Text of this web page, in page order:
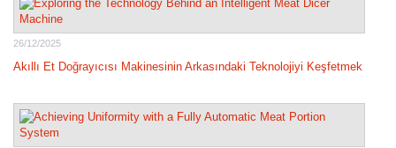
26/12/2025
Akıllı Et Doğrayıcısı Makinesinin Arkasındaki Teknolojiyi Keşfetmek